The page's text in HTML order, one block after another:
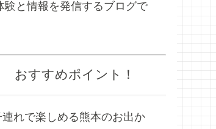
験と情報を発信するブログで
おすすめポイント！
連れで楽しめる熊本のお出か